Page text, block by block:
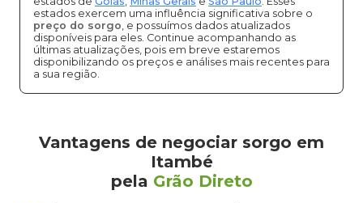
estados exercem uma influência significativa sobre o
preço do sorgo, e possuímos dados atualizados
disponíveis para eles. Continue acompanhando as
últimas atualizações, pois em breve estaremos
disponibilizando os preços e análises mais recentes para
a sua região.
Vantagens de negociar sorgo em
Itambé
pela Grão Direto